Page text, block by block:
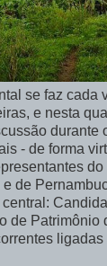
se faz cada
e nesta
durante
- de forma
de
de Patrimônio